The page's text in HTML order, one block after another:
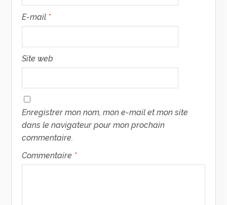
E-mail *
Site web
Enregistrer mon nom, mon e-mail et mon site
dans le navigateur pour mon prochain
commentaire.
Commentaire *